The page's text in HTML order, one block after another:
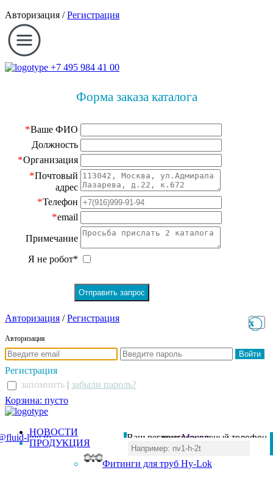
Авторизация /Регистрация
+7 495 984 41 00
Форма заказа каталога
*Ваше ФИО
Должность
*Организация
*Почтовый
адрес
*Телефон
*email
Примечание
Я не робот*
Авторизация /Регистрация x
x
Авторизация
Регистрация
запомнить
забыли пароль?
Корзина: пусто
line.ru многоканальный телефон
+7 (495) 984-41-00
Ваш регион:Москва
НОВОСТИ
ПРОДУКЦИЯ
Фитинги для труб Hy-Lok